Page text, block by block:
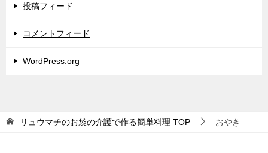
投稿フィード
コメントフィード
WordPress.org
リュウマチのお袋の介護で作る簡単料理 TOP おやき